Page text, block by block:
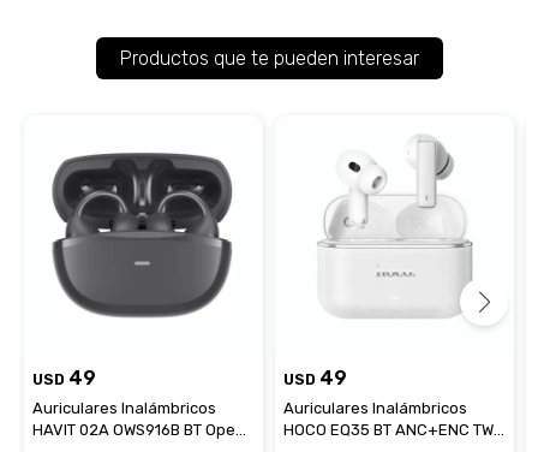
Productos que te pueden interesar
USD 49
Auriculares Inalámbricos
HAVIT 02A OWS916B BT Open
USD 49
Auriculares Inalámbricos
HOCO EQ35 BT ANC+ENC TWS